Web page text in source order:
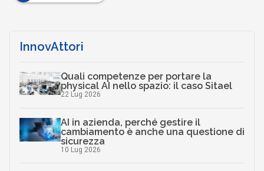
InnovAttori
Quali competenze per portare la
physical AI nello spazio: il caso Sitael
22 Lug 2026
AI in azienda, perché gestire il
cambiamento è anche una questione di
sicurezza
10 Lug 2026